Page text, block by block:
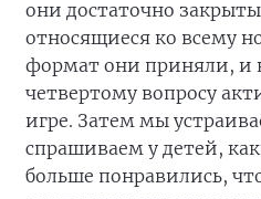
они достаточно
относящиеся ко всему
формат они приняли, и
четвертому вопросу
игре. Затем мы
спрашиваем у детей,
больше понравились,